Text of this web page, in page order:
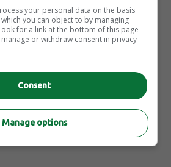
engagement émotionnel non
défaillants. Lorsque les
à protéger leur temps, leur
les organisations qui
implicite
réalité dérangeante.
your personal data on the basis
you can object to by managing
for a link at the bottom of this page
or withdraw consent in privacy
Consent
Manage options